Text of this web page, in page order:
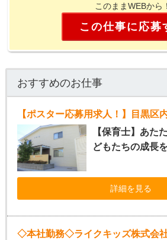
このままWEBから！
この仕事に応募
おすすめのお仕事
【保育士】あた
どもたちの成長
詳細を見る
◇本社勤務◇ライクキッズ株式会